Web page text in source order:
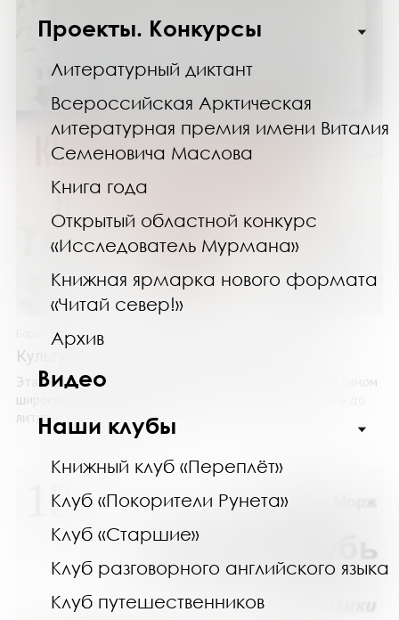
Проекты. Конкурсы
Литературный диктант
Всероссийская Арктическая
литературная премия имени Виталия
Семеновича Маслова
Книга года
Открытый областной конкурс
«Исследователь Мурмана»
Книжная ярмарка нового формата
«Читай север!»
Архив
Видео
Наши клубы
Книжный клуб «Переплёт»
Клуб «Покорители Рунета»
Клуб «Старшие»
Клуб разговорного английского языка
Клуб путешественников
Борис Якеменко
Культура Древней и Средневековой Руси
Эта книга посвящена феномену русской культуры в ее самом
широком проявлении – от форм гостеприимства и быта до
литературы, архитектуры и ...